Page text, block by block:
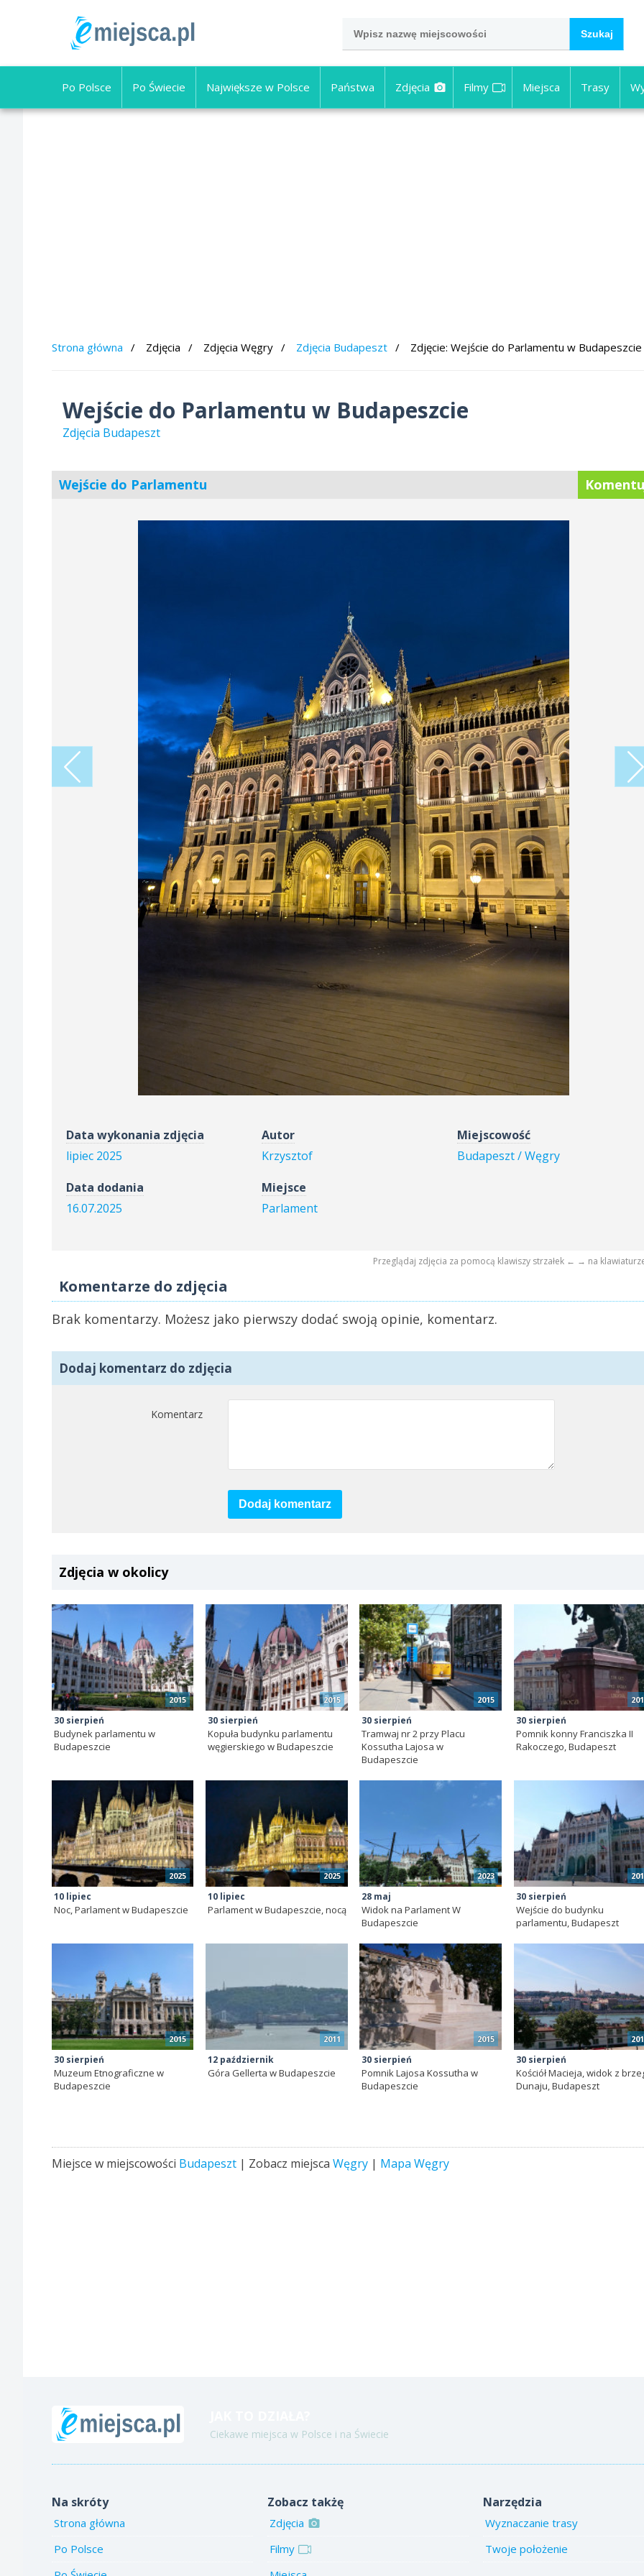
Po Polsce Po Świecie Największe w Polsce Państwa Zdjęcia Filmy Miejsca Trasy
Strona główna Zdjęcia Zdjęcia Węgry Zdjęcia Budapeszt Zdjęcie: Wejście do Parlamentu w Budapeszcie
Wejście do Parlamentu w Budapeszcie
Zdjęcia Budapeszt
Wejście do Parlamentu
Data wykonania zdjęcia
lipiec 2025
Autor
Krzysztof
Miejscowość
Budapeszt / Węgry
Data dodania
16.07.2025
Miejsce
Parlament
Przeglądaj zdjęcia za pomocą klawiszy strzałek ← → na
Komentarze do zdjęcia
Brak komentarzy. Możesz jako pierwszy dodać swoją opinie, komentarz.
Dodaj komentarz do zdjęcia
Komentarz
Dodaj komentarz
Zdjęcia w okolicy
2015
30 sierpień
Budynek parlamentu w
Budapeszcie
2015
30 sierpień
Kopuła budynku parlamentu
węgierskiego w Budapeszcie
2015
30 sierpień
Tramwaj nr 2 przy Placu
Kossutha Lajosa w
Budapeszcie
30 sierpień
Pomnik konny Franciszka II
Rakoczego, Budapeszt
2025
10 lipiec
Noc, Parlament w Budapeszcie
2025
10 lipiec
Parlament w Budapeszcie, nocą
2023
28 maj
Widok na Parlament W
Budapeszcie
30 sierpień
Wejście do budynku
parlamentu, Budapeszt
2015
30 sierpień
Muzeum Etnograficzne w
Budapeszcie
2011
12 październik
Góra Gellerta w Budapeszcie
2015
30 sierpień
Pomnik Lajosa Kossutha w
Budapeszcie
30 sierpień
Kościół Macieja, widok z
Dunaju, Budapeszt
Miejsce w miejscowości Budapeszt | Zobacz miejsca Węgry | Mapa Węgry
Ciekawe miejsca w Polsce i na Świecie
Na skróty
Strona główna
Po Polsce
Zobacz takżę
Zdjęcia
Filmy
Narzędzia
Wyznaczanie trasy
Twoje położenie